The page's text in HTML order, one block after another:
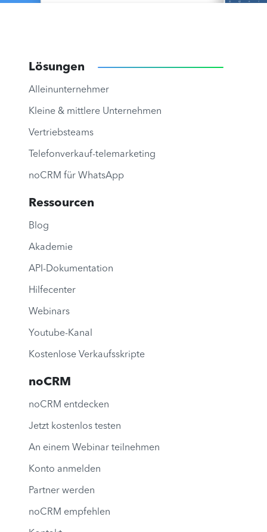
Lösungen
Alleinunternehmer
Kleine & mittlere Unternehmen
Vertriebsteams
Telefonverkauf-telemarketing
noCRM für WhatsApp
Ressourcen
Blog
Akademie
API-Dokumentation
Hilfecenter
Webinars
Youtube-Kanal
Kostenlose Verkaufsskripte
noCRM
noCRM entdecken
Jetzt kostenlos testen
An einem Webinar teilnehmen
Konto anmelden
Partner werden
noCRM empfehlen